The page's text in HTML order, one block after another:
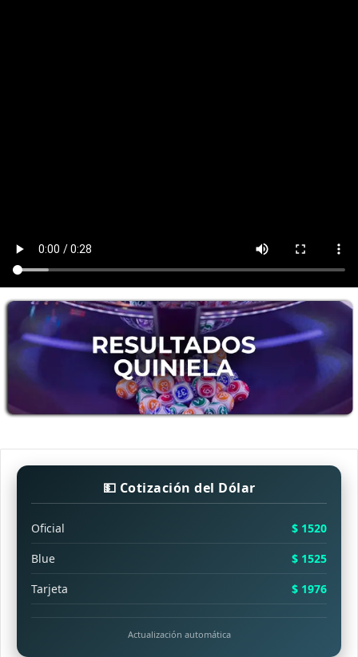
💵 Cotización del Dólar
Oficial
$ 1520
Blue
$ 1525
Tarjeta
$ 1976
Actualización automática